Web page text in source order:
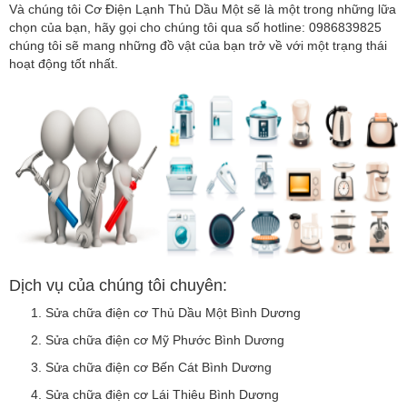
Và chúng tôi Cơ Điện Lạnh Thủ Dầu Một sẽ là một trong những lữa
chọn của bạn, hãy gọi cho chúng tôi qua số hotline: 0986839825
chúng tôi sẽ mang những đồ vật của bạn trở về với một trạng thái
hoạt động tốt nhất.
Dịch vụ của chúng tôi chuyên:
Sửa chữa điện cơ Thủ Dầu Một Bình Dương
Sửa chữa điện cơ Mỹ Phước Bình Dương
Sửa chữa điện cơ Bến Cát Bình Dương
Sửa chữa điện cơ Lái Thiêu Bình Dương